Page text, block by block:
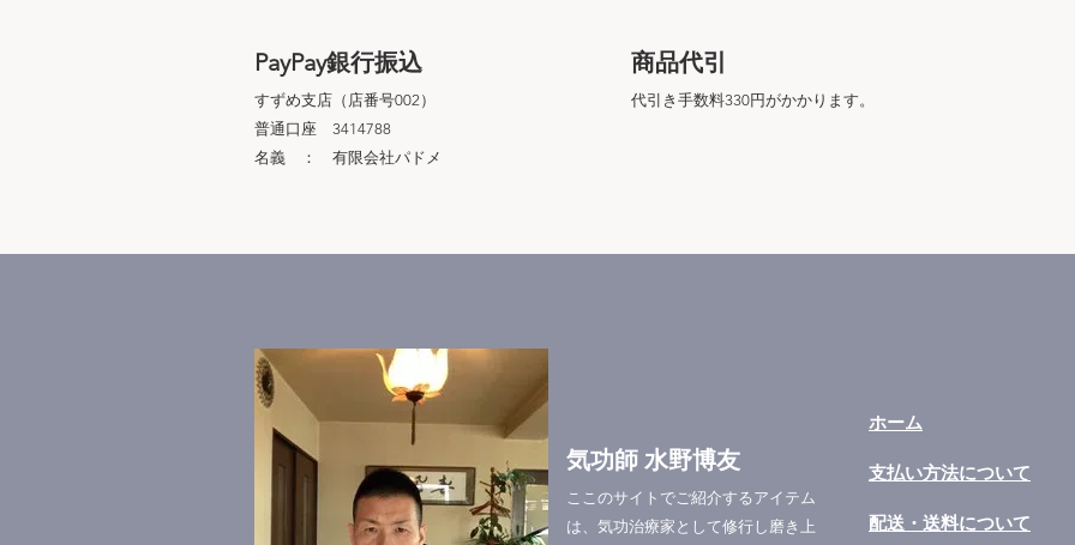
PayPay銀行振込
すずめ支店（店番号002）
普通口座 3414788
名義 ： 有限会社パドメ
商品代引
代引き手数料330円がかかります。
気功師 水野博友
ここのサイトでご紹介するアイテム
は、気功治療家として修行し磨き上
​ホーム
​支払い方法について
​配送・送料について